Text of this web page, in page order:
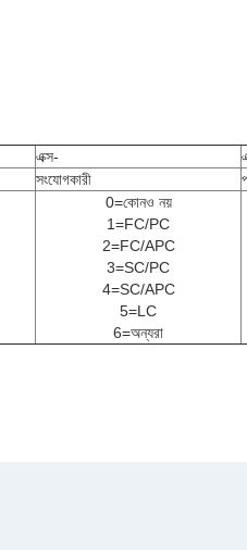
এক্স-
সংযোগকারী
0=কোনও নয়
1=FC/PC
2=FC/APC
3=SC/PC
4=SC/APC
5=LC
6=অন্যরা